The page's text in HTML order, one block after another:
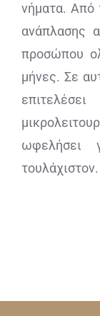
νήματα. Από
ανάπλασης
προσώπου
μήνες. Σε
ωφελήσει
τουλάχιστον.